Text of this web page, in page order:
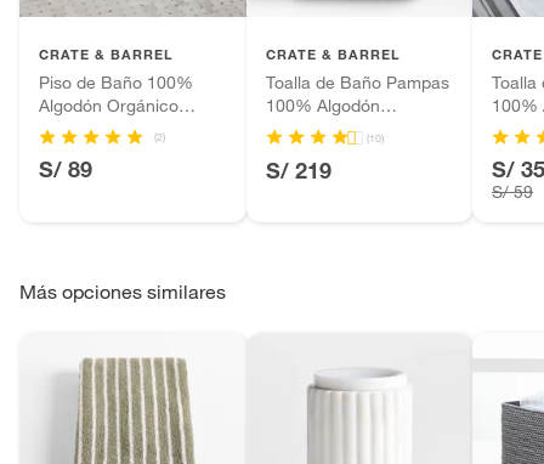
CRATE & BARREL
Piso de Baño 100%
Algodón Orgánico
51x86cm
(2)
S/ 89
CRATE & BARREL
Toalla de Baño Pampas
100% Algodón
Orgánico
(10)
S/ 219
Toalla
100%
800gr
S/
S/ 59
Más opciones similares